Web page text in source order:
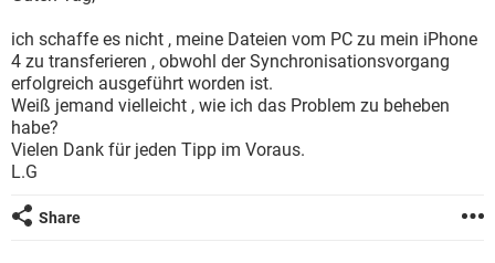
FACEBOOK HARDWARE
WINDOWS 10 INSTAGRAM
WHATSAPP TIKTOK
FACEBOOK HARDWARE
ich schaffe es nicht , meine Dateien vom PC zu mein iPhone
4 zu transferieren , obwohl der Synchronisationsvorgang
erfolgreich ausgeführt worden ist.
Weiß jemand vielleicht , wie ich das Problem zu beheben
habe?
Vielen Dank für jeden Tipp im Voraus.
L.G
Share